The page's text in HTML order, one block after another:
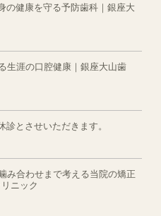
の健康を守る予防歯科｜銀座大
生涯の口腔健康｜銀座大山歯
とさせいただきます。
み合わせまで考える当院の矯正
ニック